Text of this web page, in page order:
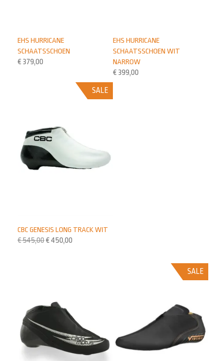
EHS HURRICANE
SCHAATSSCHOEN WIT
NARROW
€ 399,00
EHS HURRICANE
SCHAATSSCHOEN
€ 379,00
SALE
CBC GENESIS LONG TRACK WIT
€545,00€ 450,00
SALE